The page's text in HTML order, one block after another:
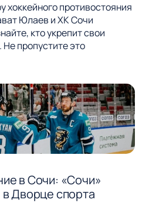
хоккейного противостояния
Юлаев и ХК Сочи
кто укрепит свои
пропустите это
в Сочи: «Сочи»
Дворце спорта